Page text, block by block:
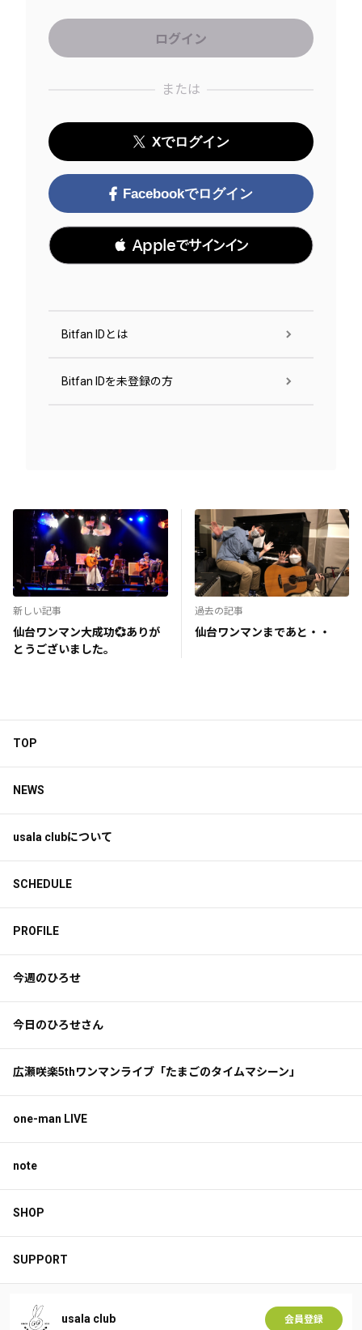
または
Xでログイン
Facebookでログイン
 Appleでサインイン
Bitfan IDとは
Bitfan IDを未登録の方
新しい記事
仙台ワンマン大成功💞ありが
とうございました。
過去の記事
仙台ワンマンまであと・・
TOP
NEWS
usala clubについて
SCHEDULE
PROFILE
今週のひろせ
今日のひろせさん
広瀬咲楽5thワンマンライブ「たまごのタイムマシーン」
one-man LIVE
note
SHOP
SUPPORT
usala club 会員登録